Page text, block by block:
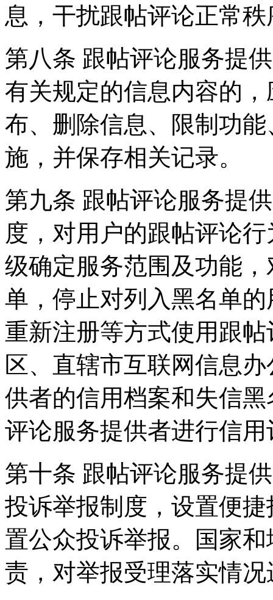
息，干扰跟帖评论正常
第八条 跟帖评论服务提
有关规定的信息内容的
布、删除信息、限制功
施，并保存相关记录。
第九条 跟帖评论服务提
度，对用户的跟帖评论
级确定服务范围及功能
单，停止对列入黑名单
重新注册等方式使用跟
区、直辖市互联网信息
供者的信用档案和失信
评论服务提供者进行信用
第十条 跟帖评论服务提
投诉举报制度，设置便
置公众投诉举报。国家
责，对举报受理落实情